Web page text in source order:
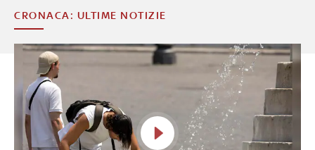
CRONACA: ULTIME NOTIZIE